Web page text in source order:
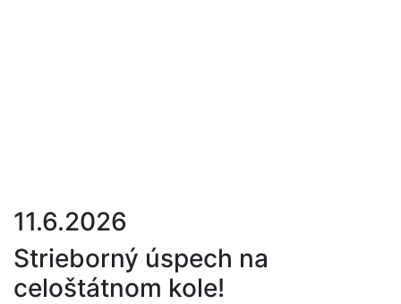
11.6.2026
Strieborný úspech na
celoštátnom kole!